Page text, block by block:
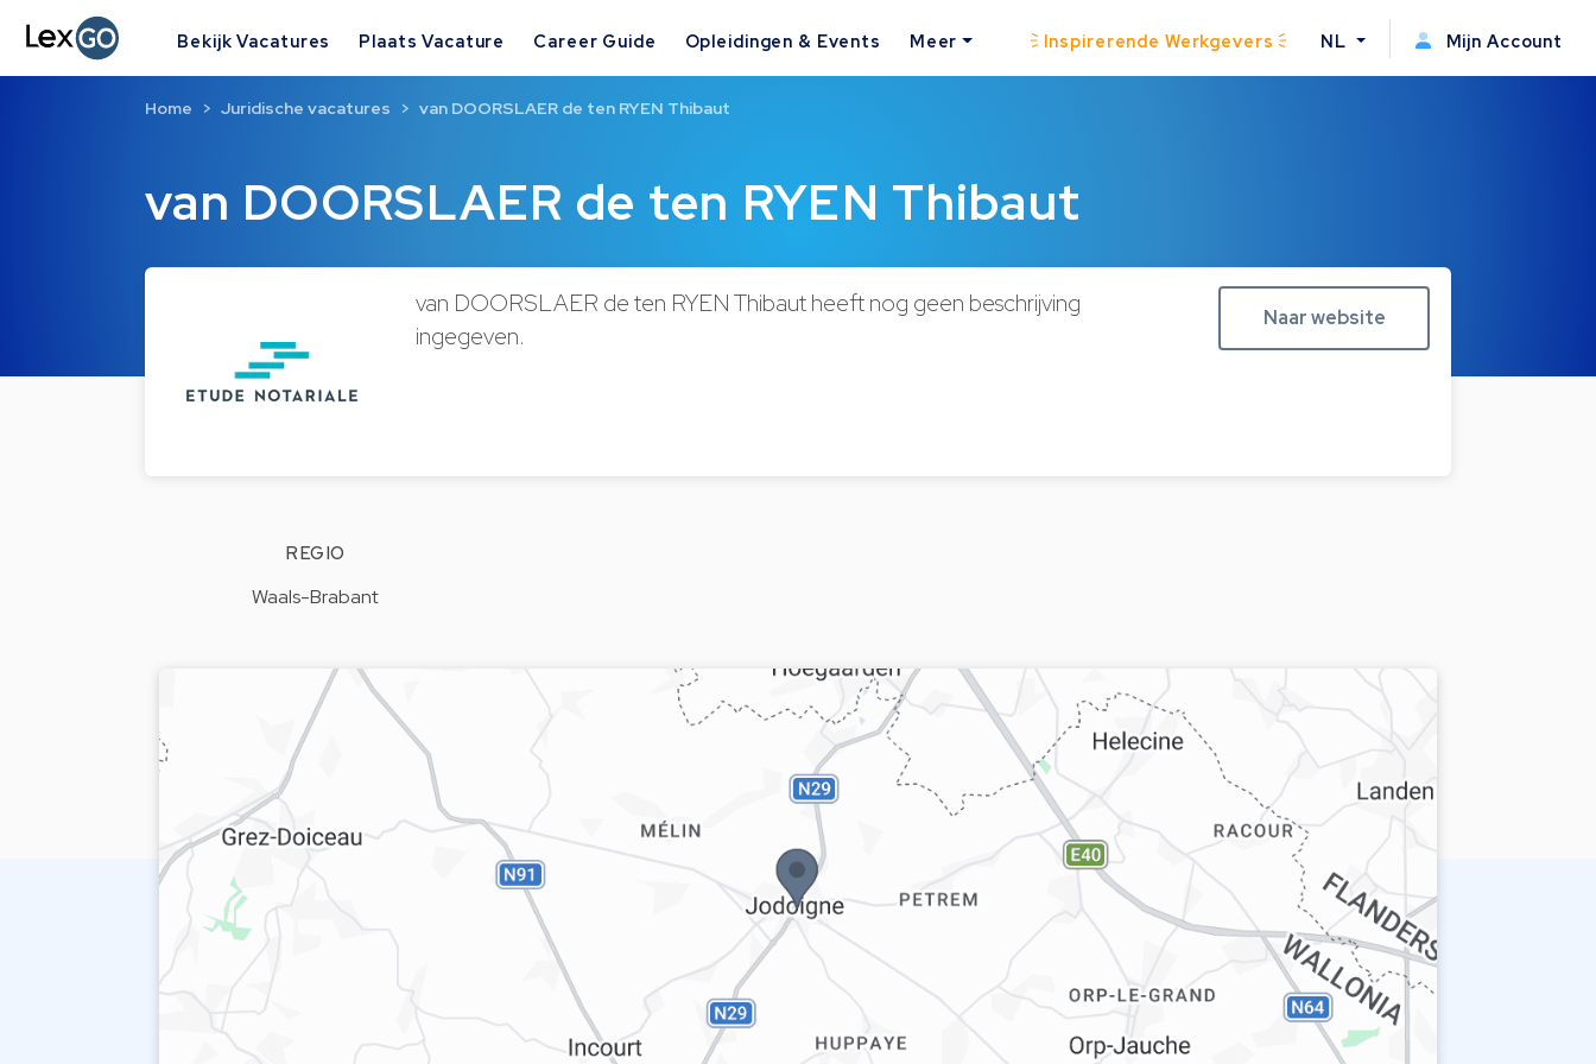
Bekijk Vacatures Plaats Vacature Career Guide Opleidingen & Events Meer Inspirerende Werkgevers NL Mijn Account
van DOORSLAER de ten RYEN Thibaut
Home Juridische vacatures van DOORSLAER de ten RYEN Thibaut
van DOORSLAER de ten RYEN Thibaut heeft nog geen beschrijving
ingegeven.
Naar website
REGIO
Waals-Brabant